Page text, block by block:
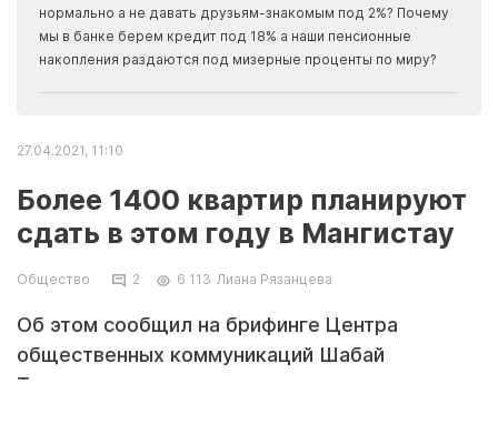
нормально а не давать друзьям-знакомым под 2%? Почему
мы в банке берем кредит под 18% а наши пенсионные
накопления раздаются под мизерные проценты по миру?
27.04.2021, 11:10
Более 1400 квартир планируют
сдать в этом году в Мангистау
Общество 2 6 113 Лиана Рязанцева
Об этом сообщил на брифинге Центра
общественных коммуникаций Шабай
Тажигараев, руководитель управления